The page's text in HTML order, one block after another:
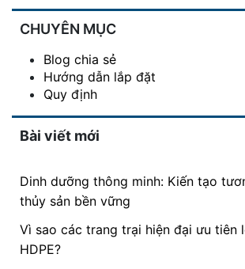
CHUYÊN MỤC
Blog chia sẻ
Hướng dẫn lắp đặt
Quy định
Bài viết mới
Dinh dưỡng thông minh: Kiến tạo
thủy sản bền vững
Vì sao các trang trại hiện đại ưu tiên
HDPE?